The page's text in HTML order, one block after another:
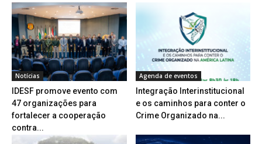
Notícias
IDESF promove evento com
47 organizações para
fortalecer a cooperação
contra...
Agenda de eventos
Integração Interinstitucional
e os caminhos para conter o
Crime Organizado na...